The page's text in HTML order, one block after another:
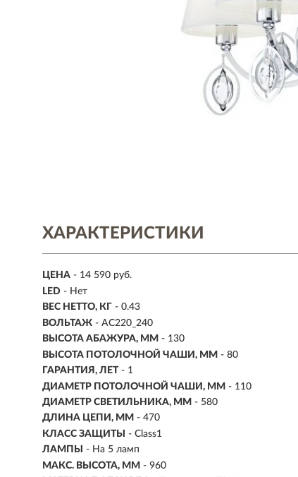
ХАРАКТЕРИСТИКИ
ЦЕНА - 14 590 руб.
LED - Нет
ВЕС НЕТТО, КГ - 0.43
ВОЛЬТАЖ - AC220_240
ВЫСОТА АБАЖУРА, ММ - 130
ВЫСОТА ПОТОЛОЧНОЙ ЧАШИ, ММ - 80
ГАРАНТИЯ, ЛЕТ - 1
ДИАМЕТР ПОТОЛОЧНОЙ ЧАШИ, ММ - 110
ДИАМЕТР СВЕТИЛЬНИКА, ММ - 580
ДЛИНА ЦЕПИ, ММ - 470
КЛАСС ЗАЩИТЫ
- Class1
ЛАМПЫ
- На 5 ламп
МАКС. ВЫСОТА, ММ - 960